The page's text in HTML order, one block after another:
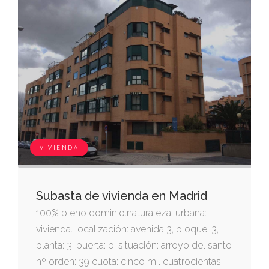
VIVIENDA
Subasta de vivienda en Madrid
100% pleno dominio.naturaleza: urbana:
vivienda. localización: avenida 3, bloque: 3,
planta: 3, puerta: b, situación: arroyo del santo
nº orden: 39 cuota: cinco mil cuatrocientas